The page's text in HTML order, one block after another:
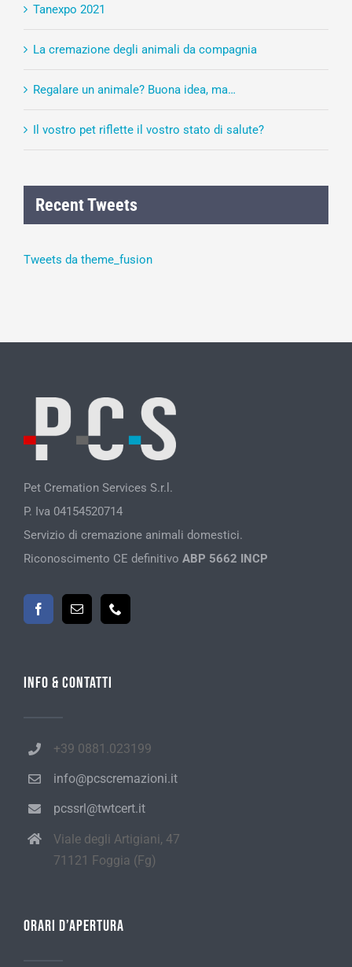
Tanexpo 2021
La cremazione degli animali da compagnia
Regalare un animale? Buona idea, ma…
Il vostro pet riflette il vostro stato di salute?
Recent Tweets
Tweets da theme_fusion
Pet Cremation Services S.r.l.
P. Iva 04154520714
Servizio di cremazione animali domestici.
Riconoscimento CE definitivo ABP 5662 INCP
Info & Contatti
+39 0881.023199
info@pcscremazioni.it
pcssrl@twtcert.it
Viale degli Artigiani, 47
71121 Foggia (Fg)
Orari d’apertura